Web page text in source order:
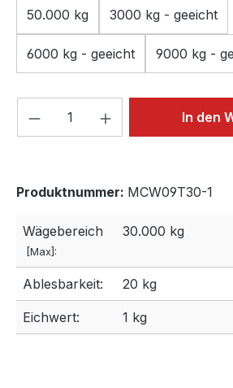
50.000 kg 3000 kg - geeicht
6000 kg - geeicht 9000 kg -
Produkt Anzahl: GibIn den
Produktnummer: MCW09T30-1
Wägebereich
[Max]:
30.000 kg
Ablesbarkeit: 20 kg
Eichwert: 1 kg